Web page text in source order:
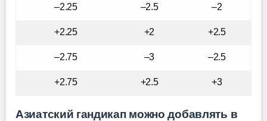
–2.25 –2.5 –2
+2.25 +2 +2.5
–2.75 –3 –2.5
+2.75 +2.5 +3
Азиатский гандикап можно добавлять в